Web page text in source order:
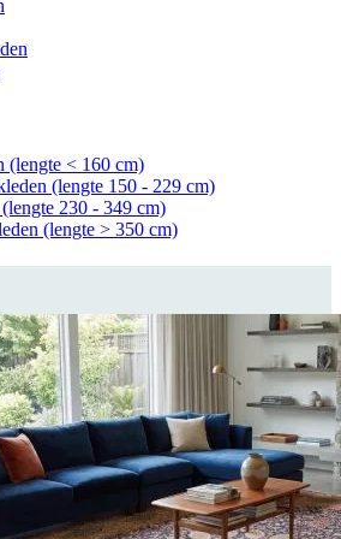
(lengte < 160 cm)
(lengte 150 - 229 cm)
230 - 349 cm)
(lengte > 350 cm)